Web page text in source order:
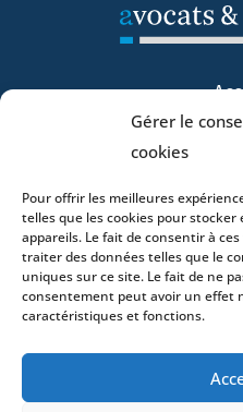
Gérer le
cookies
Pour offrir les meilleures
telles que les cookies pour
appareils. Le fait de consentir à
traiter des données telles que le
uniques sur ce site. Le fait de ne
consentement peut avoir un effet
caractéristiques et fonctions.